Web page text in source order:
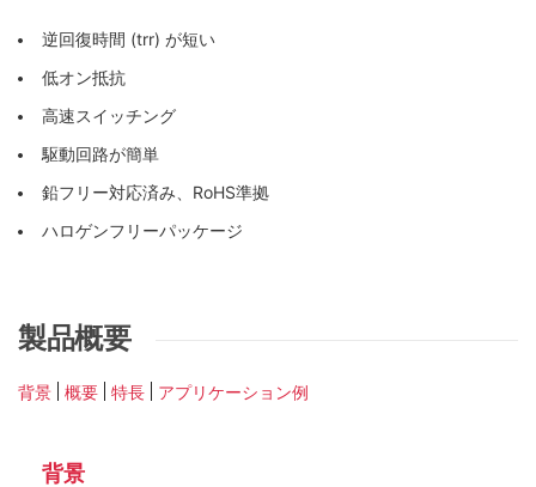
逆回復時間 (trr) が短い
低オン抵抗
高速スイッチング
駆動回路が簡単
鉛フリー対応済み、RoHS準拠
ハロゲンフリーパッケージ
製品概要
背景 概要 特長 アプリケーション例
背景